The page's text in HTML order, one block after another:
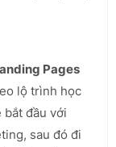
Pages
lộ trình học
bắt đầu với
sau đó đi